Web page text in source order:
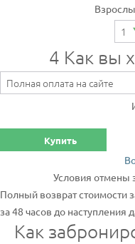
4 Как вы
Купить
Условия отмены
Полный возврат стоимости
за 48 часов до наступления
Как